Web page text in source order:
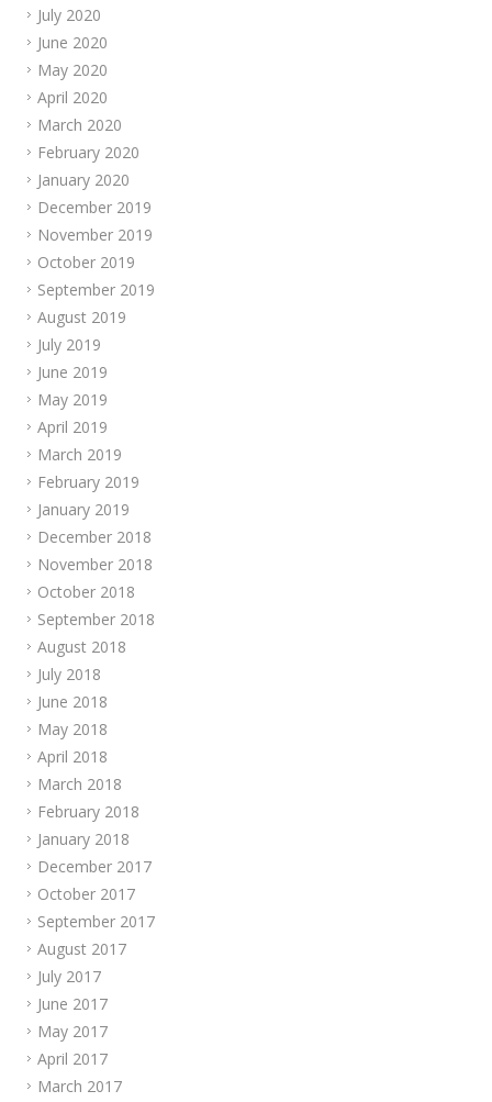
July 2020
June 2020
May 2020
April 2020
March 2020
February 2020
January 2020
December 2019
November 2019
October 2019
September 2019
August 2019
July 2019
June 2019
May 2019
April 2019
March 2019
February 2019
January 2019
December 2018
November 2018
October 2018
September 2018
August 2018
July 2018
June 2018
May 2018
April 2018
March 2018
February 2018
January 2018
December 2017
October 2017
September 2017
August 2017
July 2017
June 2017
May 2017
April 2017
March 2017